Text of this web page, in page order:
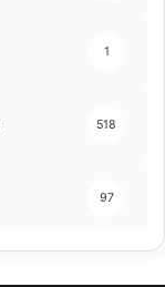
1
518
97